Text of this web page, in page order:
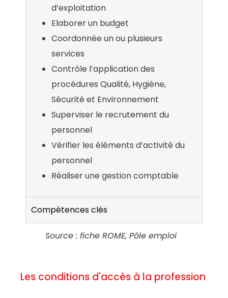
d’exploitation
Elaborer un budget
Coordonnée un ou plusieurs
services
Contrôle l’application des
procédures Qualité, Hygiène,
Sécurité et Environnement
Superviser le recrutement du
personnel
Vérifier les éléments d’activité du
personnel
Réaliser une gestion comptable
Compétences clés
Source : fiche ROME, Pôle emploi
Les conditions d'accès à la profession